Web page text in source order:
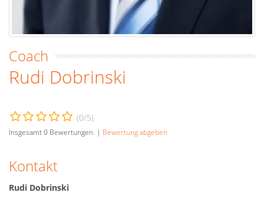
Coach
Rudi Dobrinski
(0/5)
Insgesamt0 Bewertungen. | Bewertung abgeben
Kontakt
Rudi Dobrinski